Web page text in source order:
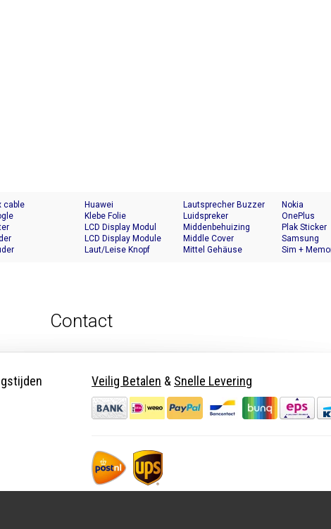
cable
Huawei
Klebe Folie
LCD Display Modul
LCD Display Module
Laut/Leise Knopf
Lautsprecher Buzzer
Luidspreker
Middenbehuizing
Middle Cover
Mittel Gehäuse
Nokia
OnePlus
Plak Sticker
Samsung
Sim +
Contact
Veilig Betalen & Snelle Levering